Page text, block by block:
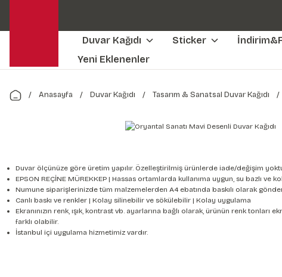
Duvar Kağıdı Sticker
Yeni Eklenenler
Anasayfa Duvar Kağıdı Tasarım & Sanatsal Duvar Kağıdı
Duvar ölçünüze göre üretim yapılır. Özelleştirilmiş ürünlerde iade/değişim
EPSON REÇİNE MÜREKKEP | Hassas ortamlarda kullanıma uygun, su bazlı ve
Numune siparişlerinizde tüm malzemelerden A4 ebatında baskılı olarak
Canlı baskı ve renkler | Kolay silinebilir ve sökülebilir | Kolay uygulama
Ekranınızın renk, ışık, kontrast vb. ayarlarına bağlı olarak, ürünün renk tonları
farklı olabilir.
İstanbul içi uygulama hizmetimiz vardır.